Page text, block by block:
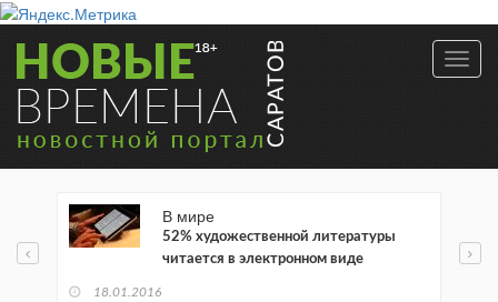
В мире
52% художественной литературы
читается в электронном виде
18.01.2016